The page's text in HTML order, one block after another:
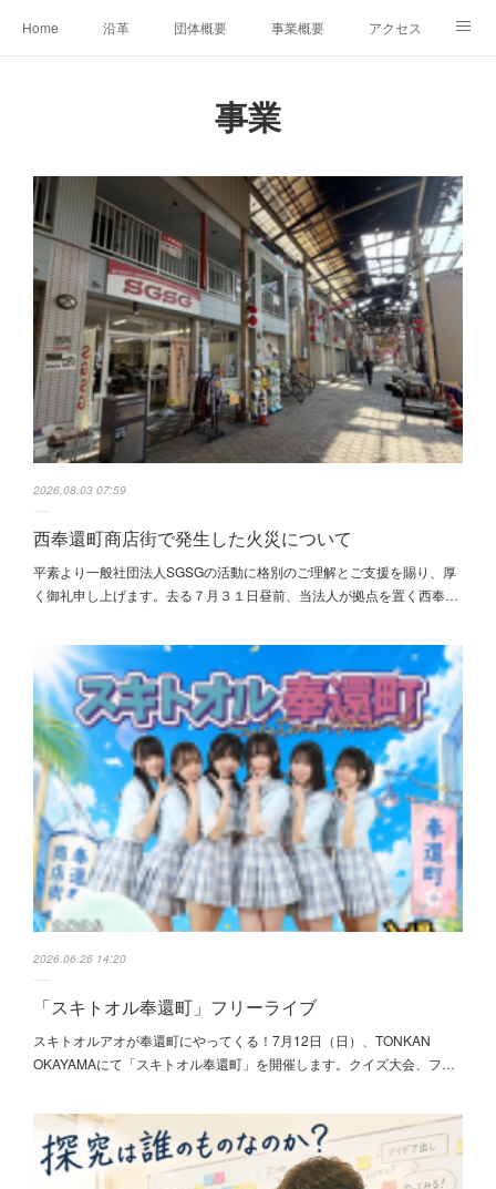
Home 沿革 団体概要 事業概要 アクセス
中期計画（2026-2031）
事業
2026.08.03 07:59
西奉還町商店街で発生した火災について
平素より一般社団法人SGSGの活動に格別のご理解とご支援を賜り、厚
く御礼申し上げます。去る７月３１日昼前、当法人が拠点を置く西奉…
2026.06.26 14:20
「スキトオル奉還町」フリーライブ
スキトオルアオが奉還町にやってくる！7月12日（日）、TONKAN
OKAYAMAにて「スキトオル奉還町」を開催します。クイズ大会、フ…